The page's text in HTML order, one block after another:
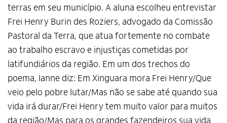
terras em seu município. A aluna escolheu entrevistar
Frei Henry Burin des Roziers, advogado da Comissão
Pastoral da Terra, que atua fortemente no combate
ao trabalho escravo e injustiças cometidas por
latifundiários da região. Em um dos trechos do
poema, Ianne diz: Em Xinguara mora Frei Henry/Que
veio pelo pobre lutar/Mas não se sabe até quando sua
vida irá durar/Frei Henry tem muito valor para muitos